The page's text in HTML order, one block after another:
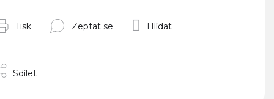
Tisk Zeptat se Hlídat
Sdílet